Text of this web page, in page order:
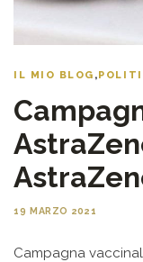
IL MIO BLOG ,
19 MARZO 2021
Campagna